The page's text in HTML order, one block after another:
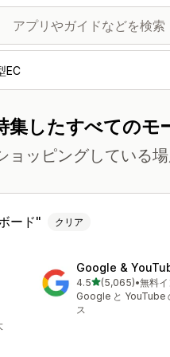
EC
集したすべてのモ
ッピングしている
ード クリア
Google &
4.55つ星中
(5,065)
合計レビュー数：
•無料
Google と YouTube
ス